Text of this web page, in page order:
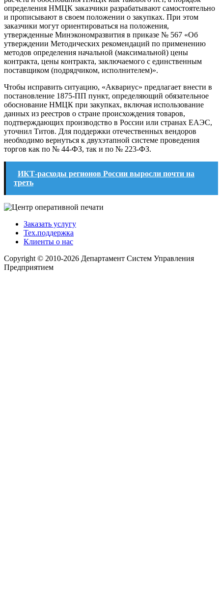
определения НМЦК заказчики разрабатывают самостоятельно
и прописывают в своем положении о закупках. При этом
заказчики могут ориентироваться на положения,
утвержденные Минэкономразвития в приказе № 567 «Об
утверждении Методических рекомендаций по применению
методов определения начальной (максимальной) цены
контракта, цены контракта, заключаемого с единственным
поставщиком (подрядчиком, исполнителем)».
Чтобы исправить ситуацию, «Аквариус» предлагает внести в
постановление 1875-ПП пункт, определяющий обязательное
обоснование НМЦК при закупках, включая использование
данных из реестров о стране происхождения товаров,
подтверждающих производство в России или странах ЕАЭС,
уточнил Титов. Для поддержки отечественных вендоров
необходимо вернуться к двухэтапной системе проведения
торгов как по № 44-ФЗ, так и по № 223-ФЗ.
ИКТ-расходы регионов России выросли почти на
треть
Заказать услугу
Тех.поддержка
Клиенты о нас
Copyright © 2010-2026 Департамент Систем Управления
Предприятием